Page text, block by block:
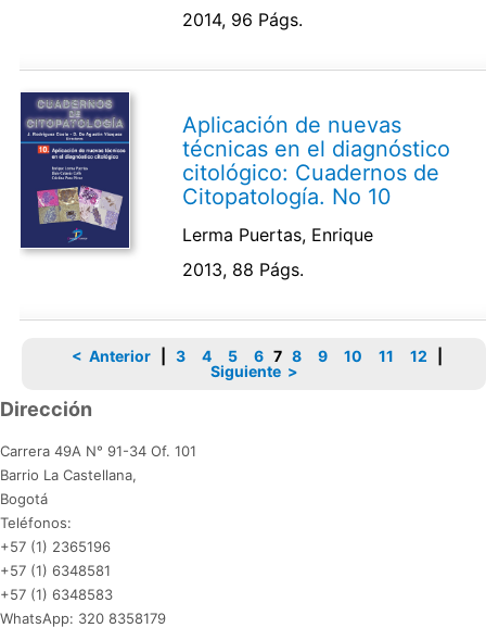
2014, 96 Págs.
Aplicación de nuevas
técnicas en el diagnóstico
citológico: Cuadernos de
Citopatología. No 10
Lerma Puertas, Enrique
2013, 88 Págs.
< Anterior 3 4 5 6 7 8 9 10 11 12
Siguiente >
Dirección
Carrera 49A N° 91-34 Of. 101
Barrio La Castellana,
Bogotá
Teléfonos:
+57 (1) 2365196
+57 (1) 6348581
+57 (1) 6348583
WhatsApp: 320 8358179